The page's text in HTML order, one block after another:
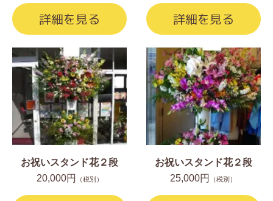
詳細を見る 詳細を見る
お祝いスタンド花２段
20,000円
（税別）
お祝いスタンド花２段
25,000円
（税別）